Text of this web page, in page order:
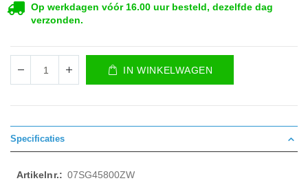
Op werkdagen vóór 16.00 uur besteld, dezelfde dag
verzonden.
IN WINKELWAGEN
Specificaties
Meer
07SG45800ZW